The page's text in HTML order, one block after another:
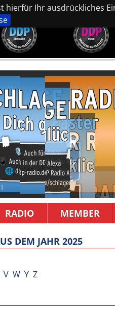
hierfür Ihr ausdrückliches
RADIO MEMBER
DEM JAHR 2025
V W Y Z